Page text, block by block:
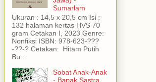
Sumarlam
Ukuran : 14,5 x 20,5 cm Isi :
132 halaman kertas HVS 70
gram Cetakan I, 2023 Genre:
Nonfiksi ISBN: 978-623-???
-??-? Cetakan: Hitam Putih
Bu...
Sobat Anak-Anak
- Bapak Sastra